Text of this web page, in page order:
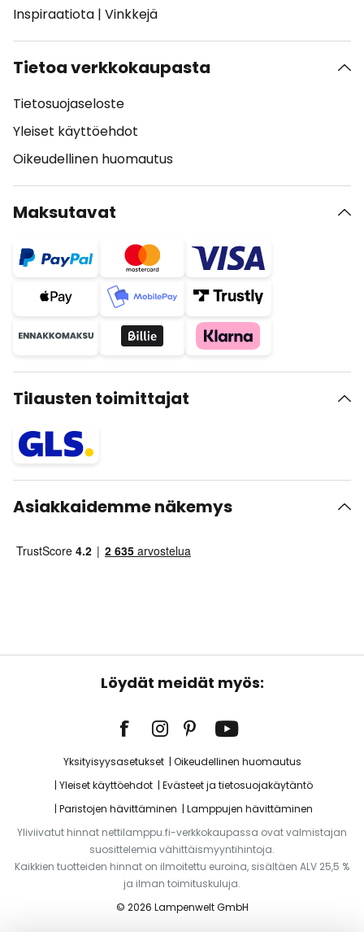
Inspiraatiota | Vinkkejä
Tietoa verkkokaupasta
Tietosuojaseloste
Yleiset käyttöehdot
Oikeudellinen huomautus
Maksutavat
Tilausten toimittajat
Asiakkaidemme näkemys
Löydät meidät myös:
Yksityisyysasetukset
Oikeudellinen huomautus
Yleiset käyttöehdot
Evästeet ja tietosuojakäytäntö
Paristojen hävittäminen
Lamppujen hävittäminen
Yliviivatut hinnat nettilamppu.fi-verkkokaupassa ovat valmistajan
suosittelemia vähittäismyyntihintoja.
Kaikkien tuotteiden hinnat on ilmoitettu euroina, sisältäen ALV 25,5 %
ja ilman toimituskuluja.
© 2026 Lampenwelt GmbH